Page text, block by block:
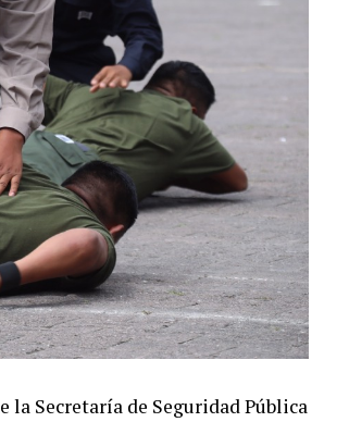
la Secretaría de Seguridad Pública